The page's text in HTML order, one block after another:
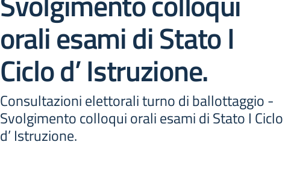
orali esami di Stato I
Ciclo d’ Istruzione.
Consultazioni elettorali turno di ballottaggio -
Svolgimento colloqui orali esami di Stato I Ciclo
d’ Istruzione.